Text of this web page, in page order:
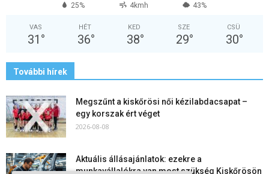
25% 4kmh 43%
VAS
31 °
HÉT
36°
KED
38°
SZE
29°
CSÜ
30°
További hírek
Megszűnt a kiskőrösi női kézilabdacsapat –
egy korszak ért véget
2026-08-08
Aktuális állásajánlatok: ezekre a
munkavállalókra van most szükség Kiskőrösön